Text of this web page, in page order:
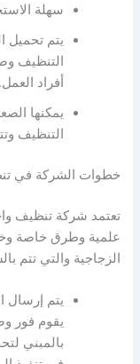
سهلة
يتم تحميل
التنظيف
أفراد العمل.
يمكنها
التنظيف
خطوات الشركة في
تعتمد شركة تنظيف
علمية وطرق خاصة
الزجاجية والتي تتم
يتم إرسال
يقوم فور
بالمبني